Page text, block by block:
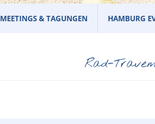
MEETINGS & TAGUNGEN HAMBURG
Rad-